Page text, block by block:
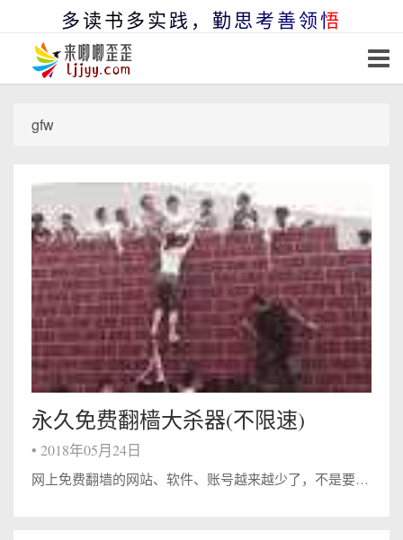
多读书多实践，勤思考善领悟
gfw
永久免费翻樯大杀器(不限速)
• 2018年05月24日
网上免费翻墙的网站、软件、账号越来越少了，不是要天天签到就是不定时更换帐号密码，速度不理想，也不稳定。今天推荐GFW.Press。需要翻墙注册，无翻墙软件的可下载Lantern，用法不多说，自己动手丰衣足食。 现在已经大家都能够翻...